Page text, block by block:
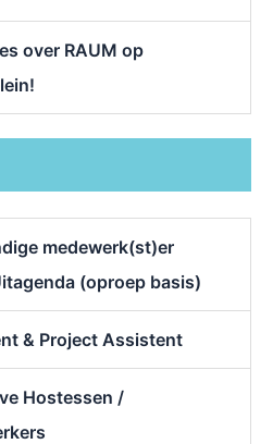
over RAUM op
medewerk(st)er
(oproep basis)
& Project Assistent
Hostessen /